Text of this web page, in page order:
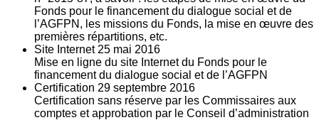
Fonds pour le financement du dialogue social et de
l’AGFPN, les missions du Fonds, la mise en œuvre des
premières répartitions, etc.
Site Internet 25 mai 2016
Mise en ligne du site Internet du Fonds pour le
financement du dialogue social et de l’AGFPN
Certification 29 septembre 2016
Certification sans réserve par les Commissaires aux
comptes et approbation par le Conseil d’administration